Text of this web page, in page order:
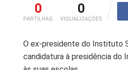
0
PARTILHAS
0
VISUALIZAÇÕES
O ex-presidente do Instituto
candidatura à presidência do